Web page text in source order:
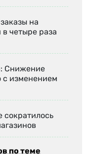
на
четыре раза
Снижение
с изменением
сократилось
по теме